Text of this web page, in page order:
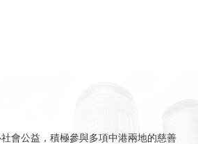
會公益，積極參與多項中港兩地的慈善